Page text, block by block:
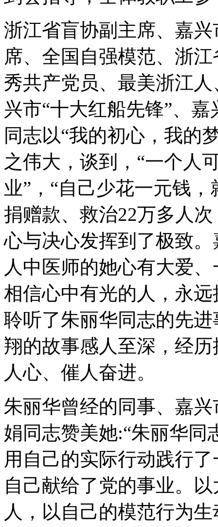
浙江省盲协副主席、嘉
席、全国自强模范、浙
秀共产党员、最美浙江
兴市“十大红船先锋”、
同志以“我的初心，我的
之伟大，谈到，“一个人
业”，“自己少花一元钱
捐赠款、救治22万多人
心与决心发挥到了极致
人中医师的她心有大爱
相信心中有光的人，永
聆听了朱丽华同志的先
翔的故事感人至深，经
人心、催人奋进。
朱丽华曾经的同事、嘉
娟同志赞美她:“朱丽华同
用自己的实际行动践行
自己献给了党的事业。
人，以自己的模范行为